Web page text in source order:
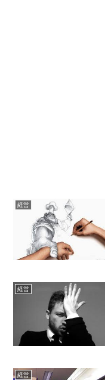
経営
経営
経営